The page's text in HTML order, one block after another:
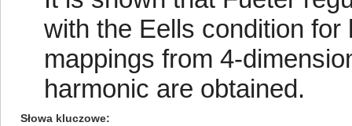
with the Eells condition
mappings from 4-
harmonic are obtained.
Słowa kluczowe